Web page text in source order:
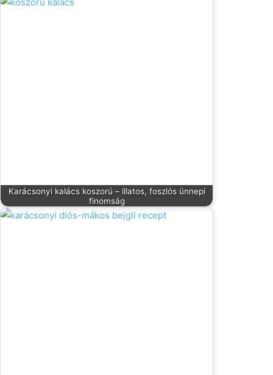
Karácsonyi kalács koszorú – illatos, foszlós ünnepi
finomság